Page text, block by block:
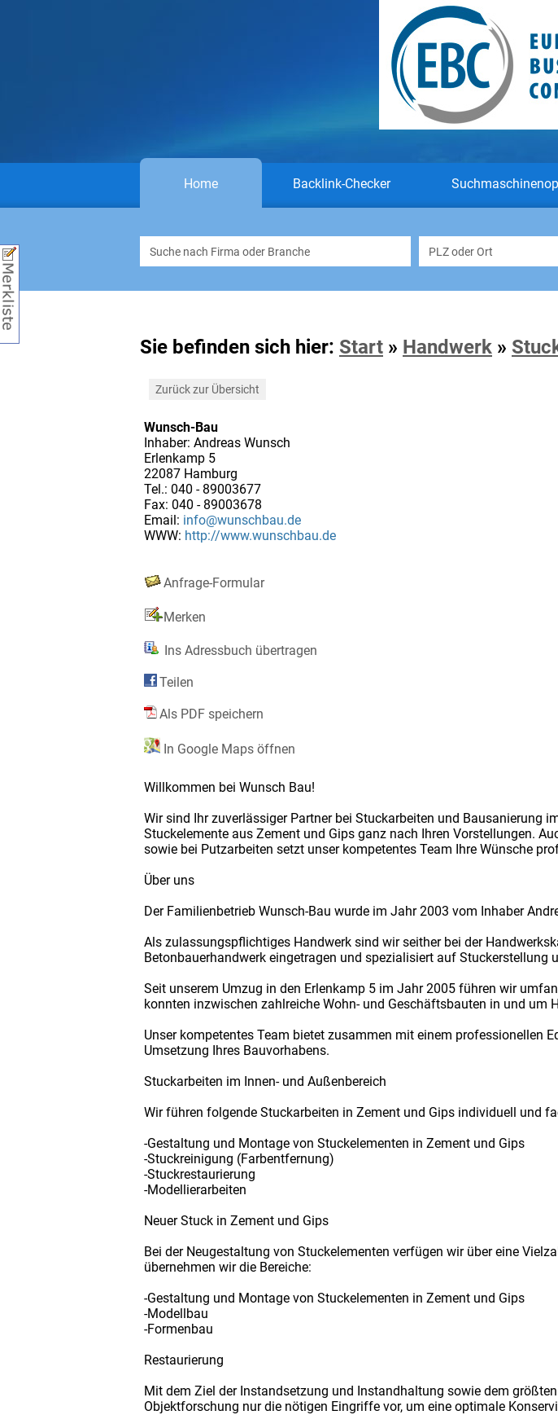
Home Backlink-Checker
Sie befinden sich hier: Start » Handwerk »
Zurück zur Übersicht
Wunsch-Bau
Inhaber: Andreas Wunsch
Erlenkamp 5
22087 Hamburg
Tel.: 040 - 89003677
Fax: 040 - 89003678
Email: info@wunschbau.de
WWW: http://www.wunschbau.de
Anfrage-Formular
Merken
Ins Adressbuch übertragen
Teilen
Als PDF speichern
In Google Maps öffnen
Willkommen bei Wunsch Bau!
Wir sind Ihr zuverlässiger Partner bei Stuckarbeiten und Bausanierung
Stuckelemente aus Zement und Gips ganz nach Ihren Vorstellungen.
sowie bei Putzarbeiten setzt unser kompetentes Team Ihre Wünsche
Über uns
Der Familienbetrieb Wunsch-Bau wurde im Jahr 2003 vom Inhaber
Als zulassungspflichtiges Handwerk sind wir seither bei der
Betonbauerhandwerk eingetragen und spezialisiert auf
Seit unserem Umzug in den Erlenkamp 5 im Jahr 2005 führen wir
konnten inzwischen zahlreiche Wohn- und Geschäftsbauten in und um
Unser kompetentes Team bietet zusammen mit einem professionellen
Umsetzung Ihres Bauvorhabens.
Stuckarbeiten im Innen- und Außenbereich
Wir führen folgende Stuckarbeiten in Zement und Gips individuell und
-Gestaltung und Montage von Stuckelementen in Zement und Gips
-Stuckreinigung (Farbentfernung)
-Stuckrestaurierung
-Modellierarbeiten
Neuer Stuck in Zement und Gips
Bei der Neugestaltung von Stuckelementen verfügen wir über eine
übernehmen wir die Bereiche:
-Gestaltung und Montage von Stuckelementen in Zement und Gips
-Modellbau
-Formenbau
Restaurierung
Mit dem Ziel der Instandsetzung und Instandhaltung sowie dem
Objektforschung nur die nötigen Eingriffe vor, um eine optimale